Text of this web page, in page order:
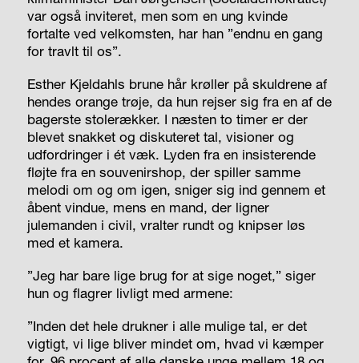
var også inviteret, men som en ung kvinde
fortalte ved velkomsten, har han ”endnu en gang
for travlt til os”.
Esther Kjeldahls brune hår krøller på skuldrene af
hendes orange trøje, da hun rejser sig fra en af de
bagerste stolerækker. I næsten to timer er der
blevet snakket og diskuteret tal, visioner og
udfordringer i ét væk. Lyden fra en insisterende
fløjte fra en souvenirshop, der spiller samme
melodi om og om igen, sniger sig ind gennem et
åbent vindue, mens en mand, der ligner
julemanden i civil, vralter rundt og knipser løs
med et kamera.
”Jeg har bare lige brug for at sige noget,” siger
hun og flagrer livligt med armene:
”Inden det hele drukner i alle mulige tal, er det
vigtigt, vi lige bliver mindet om, hvad vi kæmper